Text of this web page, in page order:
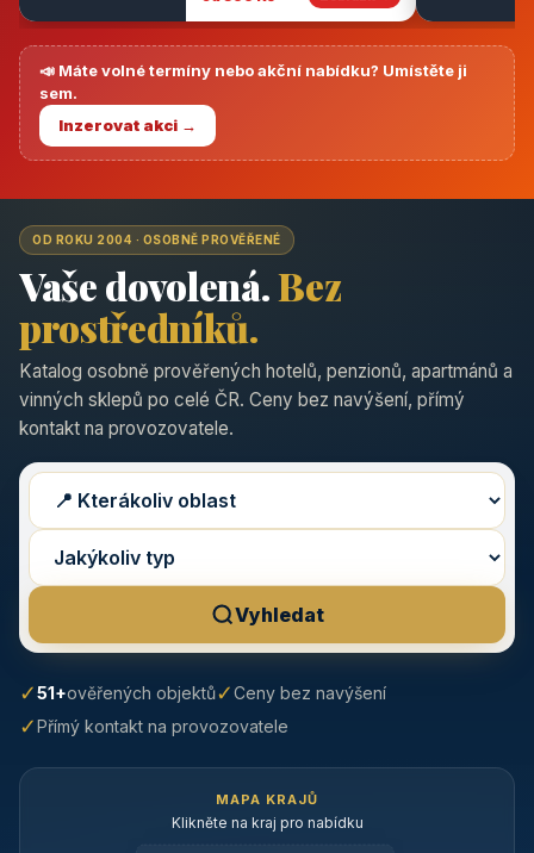
📣 Máte volné termíny nebo akční nabídku? Umístěte ji
sem.
Inzerovat akci →
OD ROKU 2004 · OSOBNĚ PROVĚŘENÉ
Vaše dovolená.Bez
prostředníků.
Katalog osobně prověřených hotelů, penzionů, apartmánů a
vinných sklepů po celé ČR. Ceny bez navýšení, přímý
kontakt na provozovatele.
Vyhledat
✓51+ověřených objektů✓Ceny bez navýšení
✓Přímý kontakt na provozovatele
MAPA KRAJŮ
Klikněte na kraj pro nabídku